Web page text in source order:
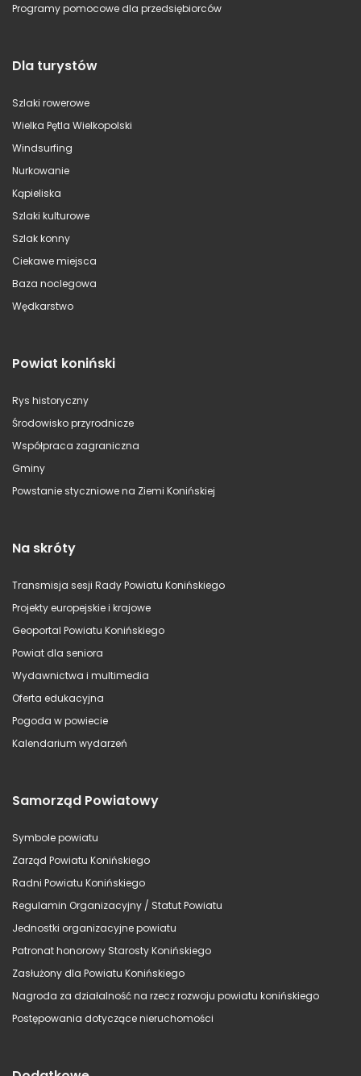
Programy pomocowe dla przedsiębiorców
Dla turystów
Szlaki rowerowe
Wielka Pętla Wielkopolski
Windsurfing
Nurkowanie
Kąpieliska
Szlaki kulturowe
Szlak konny
Ciekawe miejsca
Baza noclegowa
Wędkarstwo
Powiat koniński
Rys historyczny
Środowisko przyrodnicze
Współpraca zagraniczna
Gminy
Powstanie styczniowe na Ziemi Konińskiej
Na skróty
Transmisja sesji Rady Powiatu Konińskiego
Projekty europejskie i krajowe
Geoportal Powiatu Konińskiego
Powiat dla seniora
Wydawnictwa i multimedia
Oferta edukacyjna
Pogoda w powiecie
Kalendarium wydarzeń
Samorząd Powiatowy
Symbole powiatu
Zarząd Powiatu Konińskiego
Radni Powiatu Konińskiego
Regulamin Organizacyjny / Statut Powiatu
Jednostki organizacyjne powiatu
Patronat honorowy Starosty Konińskiego
Zasłużony dla Powiatu Konińskiego
Nagroda za działalność na rzecz rozwoju powiatu konińskiego
Postępowania dotyczące nieruchomości